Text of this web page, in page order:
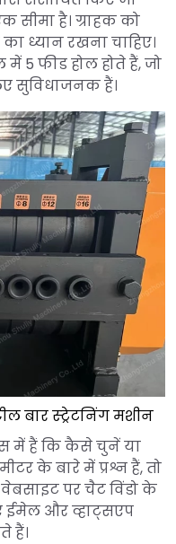
सीमा है। ग्राहक को
ध्यान रखना चाहिए।
5 फीड होल होते हैं, जो
सुविधाजनक हैं।
बार स्ट्रेटनिंग मशीन
में हैं कि कैसे चुनें या
के बारे में प्रश्न हैं, तो
पर चैट विंडो के
ईमेल और व्हाट्सएप
हैं।